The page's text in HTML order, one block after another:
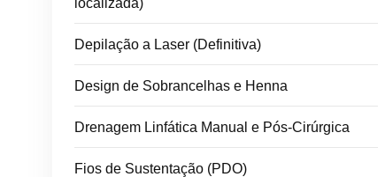
localizada)
Depilação a Laser (Definitiva)
Design de Sobrancelhas e Henna
Drenagem Linfática Manual e Pós-Cirúrgica
Fios de Sustentação (PDO)